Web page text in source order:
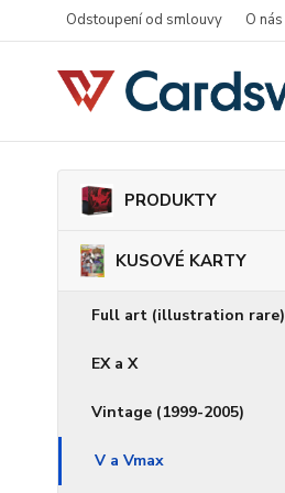
Odstoupení od smlouvy O nás
PRODUKTY
KUSOVÉ KARTY
Full art (illustration rare)
EX a X
Vintage (1999-2005)
V a Vmax